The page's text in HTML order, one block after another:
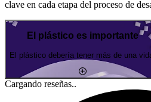
clave en cada etapa del proceso de
El plástico es importante
El plástico debería tener más de una
Cargando reseñas..